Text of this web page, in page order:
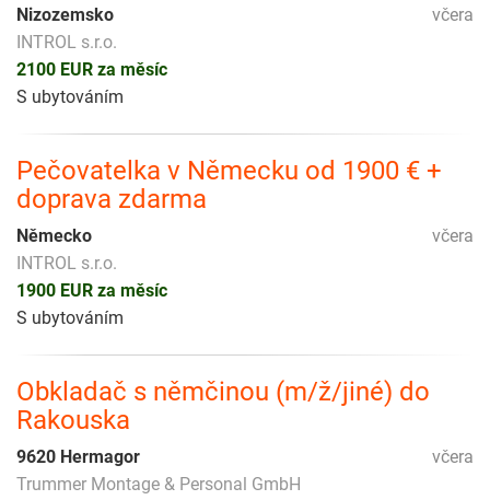
včera
Nizozemsko
INTROL s.r.o.
2100 EUR za měsíc
S ubytováním
Pečovatelka v Německu od 1900 € +
doprava zdarma
včera
Německo
INTROL s.r.o.
1900 EUR za měsíc
S ubytováním
Obkladač s němčinou (m/ž/jiné) do
Rakouska
včera
9620 Hermagor
Trummer Montage & Personal GmbH